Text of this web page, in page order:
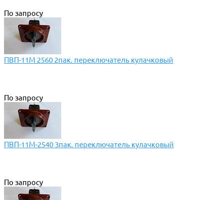
По запросу
ПВП-11М 2560 2пак. переключатель кулачковый
По запросу
ПВП-11М-2540 3пак. переключатель кулачковый
По запросу